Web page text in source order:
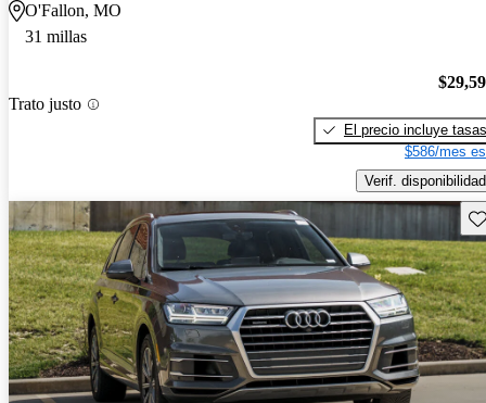
O'Fallon, MO
31 millas
Trato justo
El precio incluye tasas
$586/mes
Verif. disponibilidad